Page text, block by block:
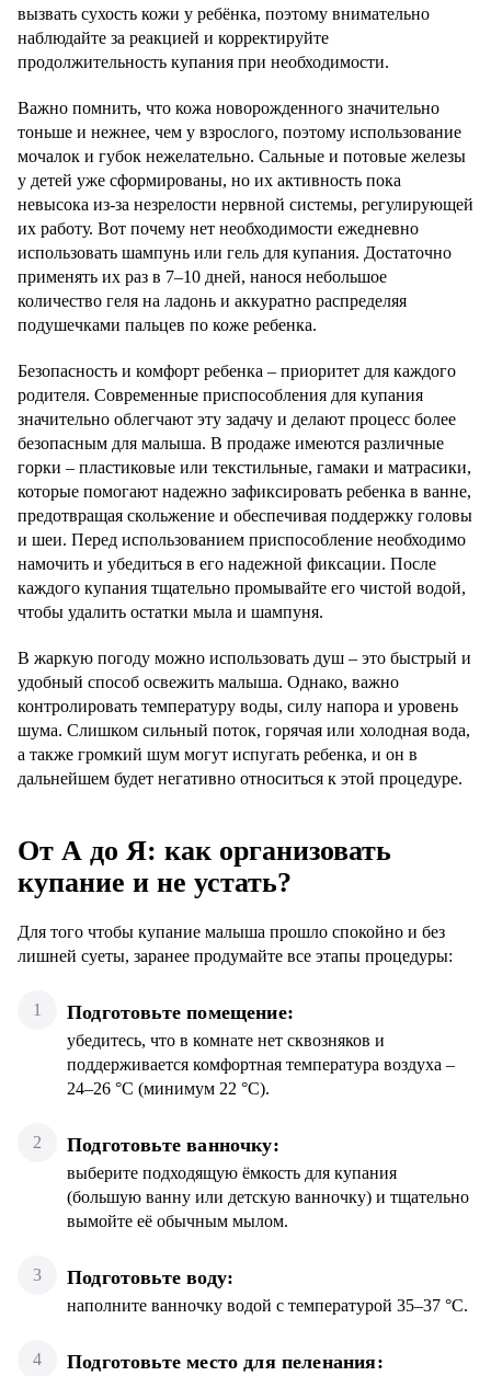
вызвать сухость кожи у ребёнка, поэтому внимательно
наблюдайте за реакцией и корректируйте
продолжительность купания при необходимости.
Важно помнить, что кожа новорожденного значительно
тоньше и нежнее, чем у взрослого, поэтому использование
мочалок и губок нежелательно. Сальные и потовые железы
у детей уже сформированы, но их активность пока
невысока из-за незрелости нервной системы, регулирующей
их работу. Вот почему нет необходимости ежедневно
использовать шампунь или гель для купания. Достаточно
применять их раз в 7–10 дней, нанося небольшое
количество геля на ладонь и аккуратно распределяя
подушечками пальцев по коже ребенка.
Безопасность и комфорт ребенка – приоритет для каждого
родителя. Современные приспособления для купания
значительно облегчают эту задачу и делают процесс более
безопасным для малыша. В продаже имеются различные
горки – пластиковые или текстильные, гамаки и матрасики,
которые помогают надежно зафиксировать ребенка в ванне,
предотвращая скольжение и обеспечивая поддержку головы
и шеи. Перед использованием приспособление необходимо
намочить и убедиться в его надежной фиксации. После
каждого купания тщательно промывайте его чистой водой,
чтобы удалить остатки мыла и шампуня.
В жаркую погоду можно использовать душ – это быстрый и
удобный способ освежить малыша. Однако, важно
контролировать температуру воды, силу напора и уровень
шума. Слишком сильный поток, горячая или холодная вода,
а также громкий шум могут испугать ребенка, и он в
дальнейшем будет негативно относиться к этой процедуре.
От А до Я: как организовать
купание и не устать?
Для того чтобы купание малыша прошло спокойно и без
лишней суеты, заранее продумайте все этапы процедуры:
Подготовьте помещение:
убедитесь, что в комнате нет сквозняков и
поддерживается комфортная температура воздуха –
24–26 °С (минимум 22 °С).
Подготовьте ванночку:
выберите подходящую ёмкость для купания
(большую ванну или детскую ванночку) и тщательно
вымойте её обычным мылом.
Подготовьте воду:
наполните ванночку водой с температурой 35–37 °С.
Подготовьте место для пеленания: